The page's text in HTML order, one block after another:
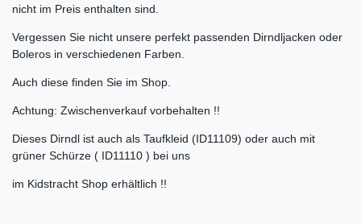
nicht im Preis enthalten sind.
Vergessen Sie nicht unsere perfekt passenden Dirndljacken oder
Boleros in verschiedenen Farben.
Auch diese finden Sie im Shop.
Achtung: Zwischenverkauf vorbehalten !!
Dieses Dirndl ist auch als Taufkleid (ID11109) oder auch mit
grüner Schürze ( ID11110 ) bei uns
im Kidstracht Shop erhältlich !!